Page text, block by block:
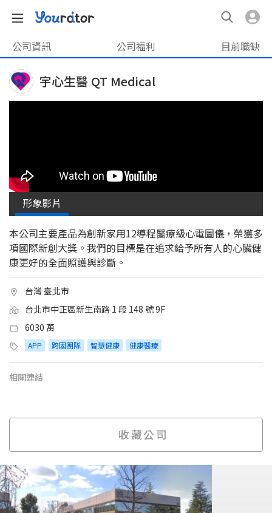
公司資訊 公司福利 目前職缺
宇心生醫 QT Medical
形象影片
本公司主要產品為創新家用12導程醫療級⼼電圖儀，榮獲多
項國際新創大獎。我們的目標是在追求給予所有人的心臟健
康更好的全⾯照護與診斷。
台灣 臺北市
台北市中正區新生南路 1 段 148 號 9F
6030 萬
APP 跨國團隊 智慧健康 健康醫療
相關連結
收藏公司